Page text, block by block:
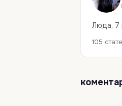
Люда, 7
105